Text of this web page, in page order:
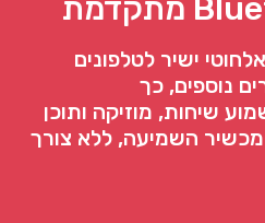
ישיר לטלפונים
נוספים, כך
שיחות, מוזיקה ותוכן
מכשיר השמיעה, ללא צורך